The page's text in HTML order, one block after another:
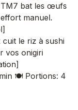
TM7 bat les œufs
manuel.
cuit le riz à sushi
vos onigiri
🍽️ Portions: 4